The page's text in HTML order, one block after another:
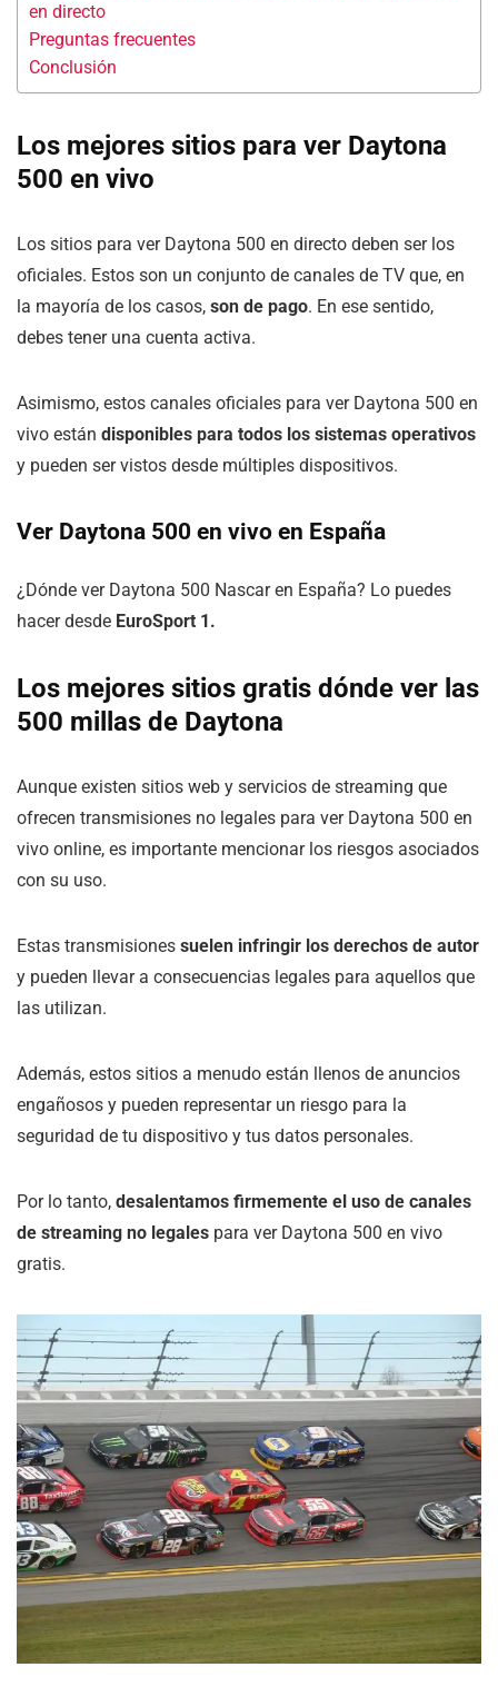
en directo
Preguntas frecuentes
Conclusión
Los mejores sitios para ver Daytona
500 en vivo
Los sitios para ver Daytona 500 en directo deben ser los
oficiales. Estos son un conjunto de canales de TV que, en
la mayoría de los casos, son de pago. En ese sentido,
debes tener una cuenta activa.
Asimismo, estos canales oficiales para ver Daytona 500 en
vivo están disponibles para todos los sistemas operativos
y pueden ser vistos desde múltiples dispositivos.
Ver Daytona 500 en vivo en España
¿Dónde ver Daytona 500 Nascar en España? Lo puedes
hacer desde EuroSport 1.
Los mejores sitios gratis dónde ver las
500 millas de Daytona
Aunque existen sitios web y servicios de streaming que
ofrecen transmisiones no legales para ver Daytona 500 en
vivo online, es importante mencionar los riesgos asociados
con su uso.
Estas transmisiones suelen infringir los derechos de autor
y pueden llevar a consecuencias legales para aquellos que
las utilizan.
Además, estos sitios a menudo están llenos de anuncios
engañosos y pueden representar un riesgo para la
seguridad de tu dispositivo y tus datos personales.
Por lo tanto, desalentamos firmemente el uso de canales
de streaming no legales para ver Daytona 500 en vivo
gratis.